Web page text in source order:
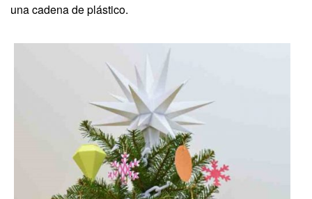
una cadena de plástico.